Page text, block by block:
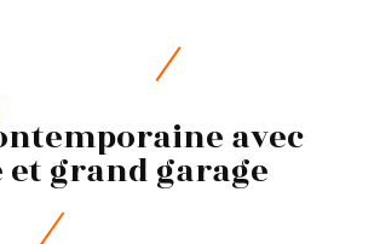
avec
grand garage